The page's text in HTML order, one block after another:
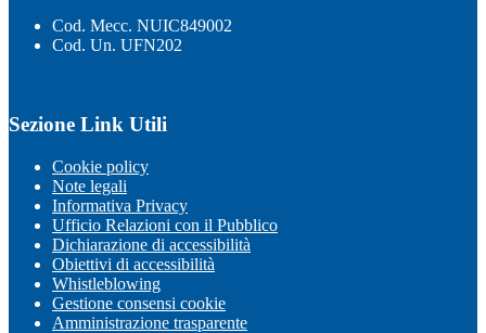
Cod. Mecc. NUIC849002
Cod. Un. UFN202
Sezione Link Utili
Cookie policy
Note legali
Informativa Privacy
Ufficio Relazioni con il Pubblico
Dichiarazione di accessibilità
Obiettivi di accessibilità
Whistleblowing
Gestione consensi cookie
Amministrazione trasparente